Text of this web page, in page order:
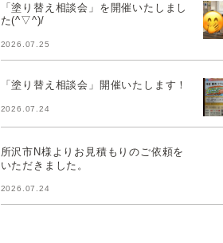
「塗り替え相談会」を開催いたしまし
た(^▽^)/
2026.07.25
「塗り替え相談会」開催いたします！
2026.07.24
所沢市N様よりお見積もりのご依頼を
いただきました。
2026.07.24